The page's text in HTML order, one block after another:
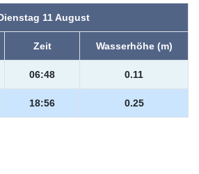
11 August
Zeit Wasserhöhe (m)
06:48 0.11
18:56 0.25